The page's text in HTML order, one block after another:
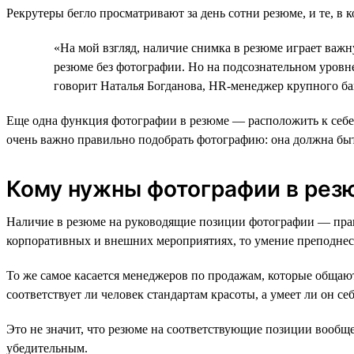
Рекрутеры бегло просматривают за день сотни резюме, и те, в
«На мой взгляд, наличие снимка в резюме играет
резюме без фотографии. Но на подсознательном
говорит Наталья Богданова, HR-менеджер крупного
Еще одна функция фотографии в резюме — расположить к себе
очень важно правильно подобрать фотографию: она должна
Кому нужны фотографии в
Наличие в резюме на руководящие позиции фотографии —
корпоративных и внешних мероприятиях, то умение
То же самое касается менеджеров по продажам, которые
соответствует ли человек стандартам красоты, а умеет ли он
Это не значит, что резюме на соответствующие позиции
убедительным.